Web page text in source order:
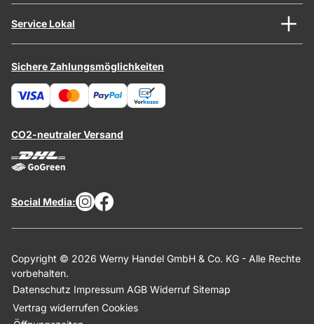
Service Lokal
Sichere Zahlungsmöglichkeiten
CO2-neutraler Versand
Social Media:
Copyright © 2026 Werny Handel GmbH & Co. KG - Alle Rechte
vorbehalten.
Datenschutz Impressum AGB Widerruf Sitemap
Vertrag widerrufen Cookies